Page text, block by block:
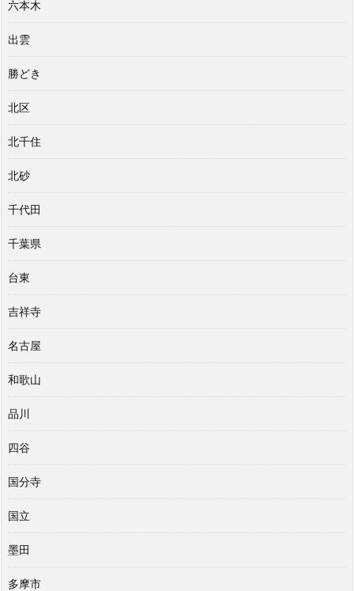
六本木
出雲
勝どき
北区
北千住
北砂
千代田
千葉県
台東
吉祥寺
名古屋
和歌山
品川
四谷
国分寺
国立
墨田
多摩市